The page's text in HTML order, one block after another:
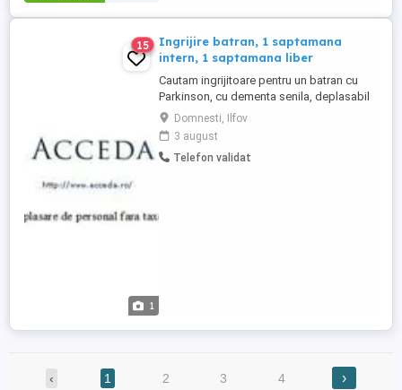
1
15
Ingrijire batran, 1 saptamana
intern, 1 saptamana liber
Cautam ingrijitoare pentru un batran cu
Parkinson, cu dementa senila, deplasabil
cu cadrul sau cu carutul, 75 kg, zona
Domnesti, program 1 saptamana intern, 1
saptamana liber, salariu 1500 lei pe
saptamana. Cerinte: persoana cu
Domnesti, Ilfov
3 august
Telefon validat
‹ 1 2 3 4 ›